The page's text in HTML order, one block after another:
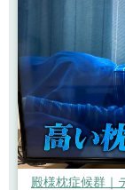
殿様枕症候群｜